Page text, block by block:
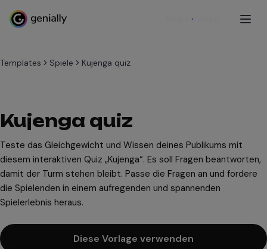
Registrieren
Templates Spiele Kujenga quiz
Kujenga quiz
Teste das Gleichgewicht und Wissen deines Publikums mit
diesem interaktiven Quiz „Kujenga“. Es soll Fragen beantworten,
damit der Turm stehen bleibt. Passe die Fragen an und fordere
die Spielenden in einem aufregenden und spannenden
Spielerlebnis heraus.
Diese Vorlage verwenden